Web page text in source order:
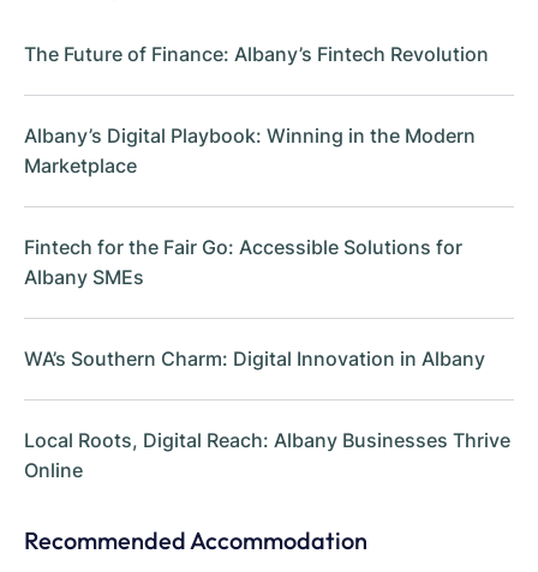
The Future of Finance: Albany’s Fintech Revolution
Albany’s Digital Playbook: Winning in the Modern
Marketplace
Fintech for the Fair Go: Accessible Solutions for
Albany SMEs
WA’s Southern Charm: Digital Innovation in Albany
Local Roots, Digital Reach: Albany Businesses Thrive
Online
Recommended Accommodation